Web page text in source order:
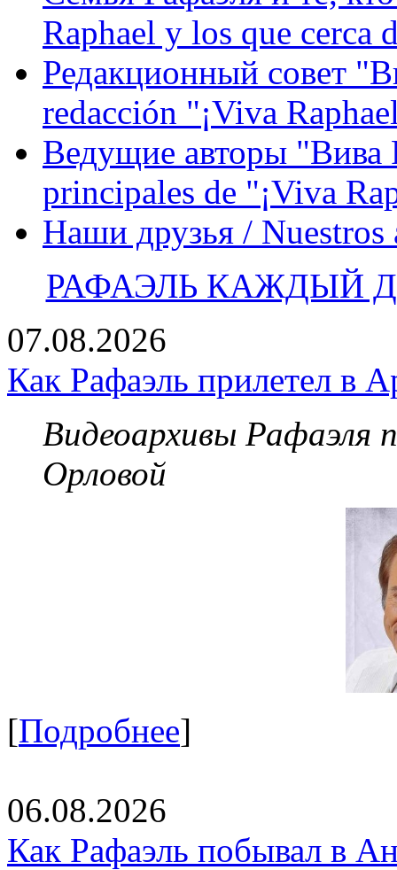
Raphael y los que cerca
Редакционный совет
redacción "¡Viva
Ведущие авторы "Вива
principales de "¡Viva
Наши друзья / Nuestros
РАФАЭЛЬ КАЖДЫЙ
07.08.2026
Как Рафаэль прилетел в
Видеоархивы Рафаэля
Орловой
[Подробнее]
06.08.2026
Как Рафаэль побывал в